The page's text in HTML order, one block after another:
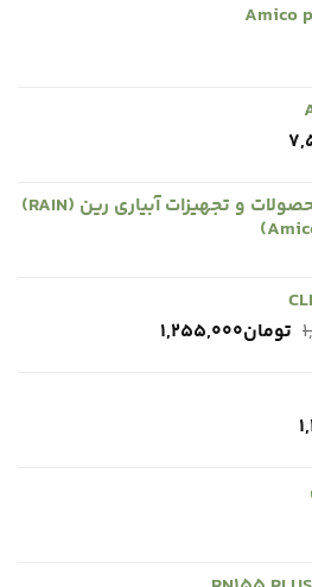
فروش ویژه محصولات و تجهیزات آبیاری رین (RAIN)
قیمت
تومان1,255,000قیمت